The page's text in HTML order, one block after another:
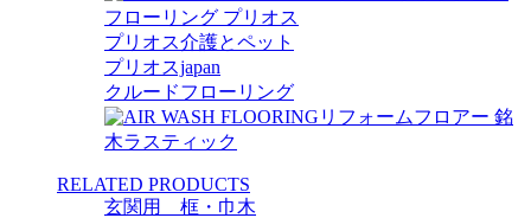
フローリング プリオス
プリオス介護とペット
プリオスjapan
クルードフローリング
リフォームフロアー 銘
木ラスティック
RELATED PRODUCTS
玄関用 框・巾木